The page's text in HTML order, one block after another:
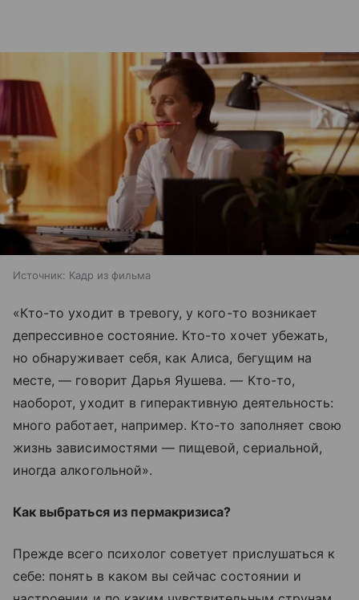
Источник: Кадр из фильма
«Кто-то уходит в тревогу, у кого-то возникает
депрессивное состояние. Кто-то хочет убежать,
но обнаруживает себя, как Алиса, бегущим на
месте, — говорит Дарья Яушева. — Кто-то,
наоборот, уходит в гиперактивную деятельность:
много работает, например. Кто-то заполняет свою
жизнь зависимостями — пищевой, сериальной,
иногда алкогольной».
Как выбраться из пермакризиса?
Прежде всего психолог советует прислушаться к
себе: понять в каком вы сейчас состоянии и